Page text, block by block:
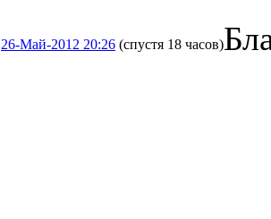
26-Май-2012 20:26 (спустя 18 часов)